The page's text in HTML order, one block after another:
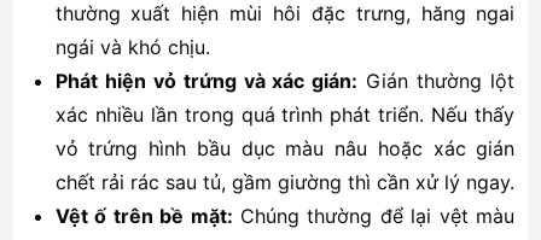
thường xuất hiện mùi hôi đặc trưng, hăng ngai
ngái và khó chịu.
Phát hiện vỏ trứng và xác gián: Gián thường lột
xác nhiều lần trong quá trình phát triển. Nếu thấy
vỏ trứng hình bầu dục màu nâu hoặc xác gián
chết rải rác sau tủ, gầm giường thì cần xử lý ngay.
Vệt ố trên bề mặt: Chúng thường để lại vệt màu